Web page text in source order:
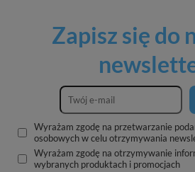
Zapisz się do
Wyrażam zgodę na przetwarzanie
osobowych w celu otrzymywania
Wyrażam zgodę na otrzymywanie
wybranych produktach i promocjach